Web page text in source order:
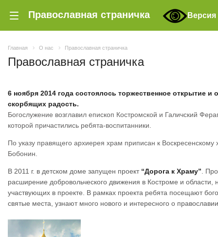
Православная страничка
Главная О нас Православная страничка
Православная страничка
6 ноября 2014 года состоялось торжественное открытие
скорбящих радость.
Богослужение возглавил епископ Костромской и Галичский
которой причастились ребята-воспитанники.
По указу правящего архиерея храм приписан к
Бобонин.
В 2011 г. в детском доме запущен проект “Дорога к Храму” .
расширение добровольческого движения в Костроме и
участвующих в проекте. В рамках проекта ребята посещают
святые места, узнают много нового и интересного о